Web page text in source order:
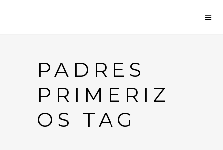
PADRES
PRIMERIZ
OS TAG